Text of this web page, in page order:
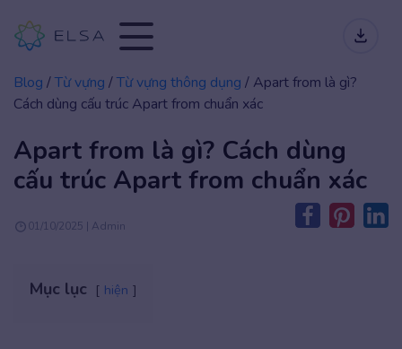
Blog /Từ vựng /Từ vựng thông dụng / Apart from là gì?
Cách dùng cấu trúc Apart from chuẩn xác
Apart from là gì? Cách dùng
cấu trúc Apart from chuẩn xác
01/10/2025 | Admin
Mục lục hiện